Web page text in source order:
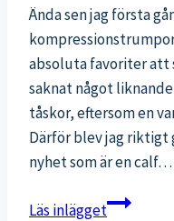
Ända sen jag första
absoluta favoriter att
saknat något
tåskor, eftersom en
Därför blev jag riktigt
nyhet som är en calf…
Läs inlägget